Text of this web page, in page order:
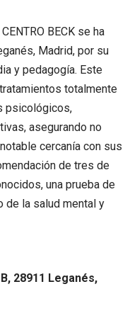
BECK se ha
Madrid, por su
y pedagogía. Este
totalmente
psicológicos,
asegurando no
cercanía con sus
de tres de
una prueba de
de la salud mental y
28911 Leganés,